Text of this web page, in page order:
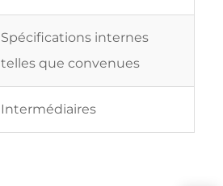
Spécifications internes
telles que convenues
Intermédiaires